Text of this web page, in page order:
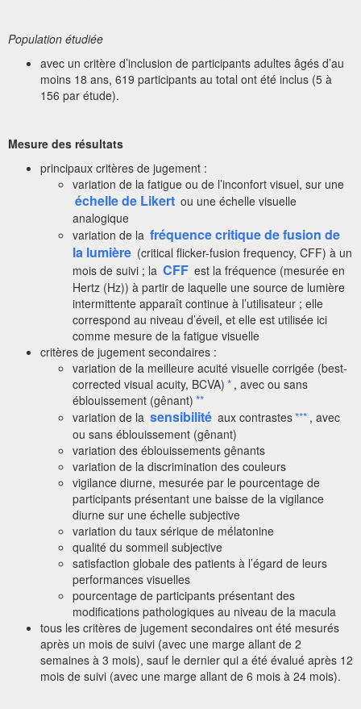
Population étudiée
avec un critère d’inclusion de participants adultes âgés d’au
moins 18 ans, 619 participants au total ont été inclus (5 à
156 par étude).
Mesure des résultats
principaux critères de jugement :
variation de la fatigue ou de l’inconfort visuel, sur une
échelle de Likert ou une échelle visuelle
analogique
variation de la fréquence critique de fusion de
la lumière (critical flicker-fusion frequency, CFF) à un
mois de suivi ; la CFF est la fréquence (mesurée en
Hertz (Hz)) à partir de laquelle une source de lumière
intermittente apparaît continue à l’utilisateur ; elle
correspond au niveau d’éveil, et elle est utilisée ici
comme mesure de la fatigue visuelle
critères de jugement secondaires :
variation de la meilleure acuité visuelle corrigée (best-
corrected visual acuity, BCVA) * , avec ou sans
éblouissement (gênant) **
variation de la sensibilité aux contrastes*** , avec
ou sans éblouissement (gênant)
variation des éblouissements gênants
variation de la discrimination des couleurs
vigilance diurne, mesurée par le pourcentage de
participants présentant une baisse de la vigilance
diurne sur une échelle subjective
variation du taux sérique de mélatonine
qualité du sommeil subjective
satisfaction globale des patients à l’égard de leurs
performances visuelles
pourcentage de participants présentant des
modifications pathologiques au niveau de la macula
tous les critères de jugement secondaires ont été mesurés
après un mois de suivi (avec une marge allant de 2
semaines à 3 mois), sauf le dernier qui a été évalué après 12
mois de suivi (avec une marge allant de 6 mois à 24 mois).